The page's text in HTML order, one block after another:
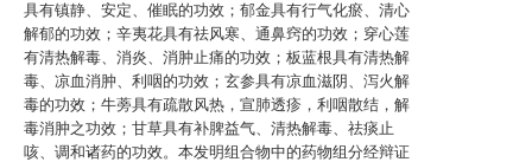
具有镇静、安定、催眠的功效；郁金具有行气化瘀、清心
解郁的功效；辛夷花具有祛风寒、通鼻窍的功效；穿心莲
有清热解毒、消炎、消肿止痛的功效；板蓝根具有清热解
毒、凉血消肿、利咽的功效；玄参具有凉血滋阴、泻火解
毒的功效；牛蒡具有疏散风热，宣肺透疹，利咽散结，解
毒消肿之功效；甘草具有补脾益气、清热解毒、祛痰止
咳、调和诸药的功效。本发明组合物中的药物组分经辩证